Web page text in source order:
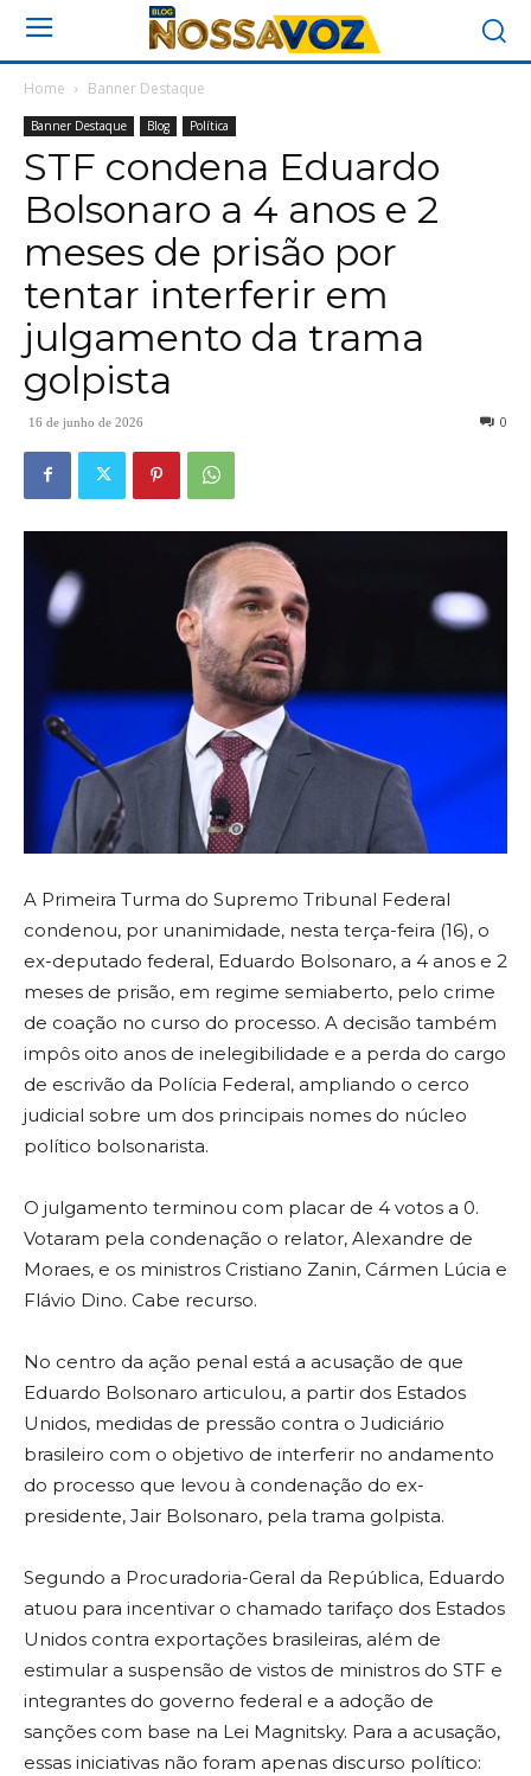
Home Banner Destaque
Banner Destaque Blog Política
STF condena Eduardo
Bolsonaro a 4 anos e 2
meses de prisão por
tentar interferir em
julgamento da trama
golpista
16 de junho de 2026 0
A Primeira Turma do Supremo Tribunal Federal
condenou, por unanimidade, nesta terça-feira (16), o
ex-deputado federal, Eduardo Bolsonaro, a 4 anos e 2
meses de prisão, em regime semiaberto, pelo crime
de coação no curso do processo. A decisão também
impôs oito anos de inelegibilidade e a perda do cargo
de escrivão da Polícia Federal, ampliando o cerco
judicial sobre um dos principais nomes do núcleo
político bolsonarista.
O julgamento terminou com placar de 4 votos a 0.
Votaram pela condenação o relator, Alexandre de
Moraes, e os ministros Cristiano Zanin, Cármen Lúcia e
Flávio Dino. Cabe recurso.
No centro da ação penal está a acusação de que
Eduardo Bolsonaro articulou, a partir dos Estados
Unidos, medidas de pressão contra o Judiciário
brasileiro com o objetivo de interferir no andamento
do processo que levou à condenação do ex-
presidente, Jair Bolsonaro, pela trama golpista.
Segundo a Procuradoria-Geral da República, Eduardo
atuou para incentivar o chamado tarifaço dos Estados
Unidos contra exportações brasileiras, além de
estimular a suspensão de vistos de ministros do STF e
integrantes do governo federal e a adoção de
sanções com base na Lei Magnitsky. Para a acusação,
essas iniciativas não foram apenas discurso político: